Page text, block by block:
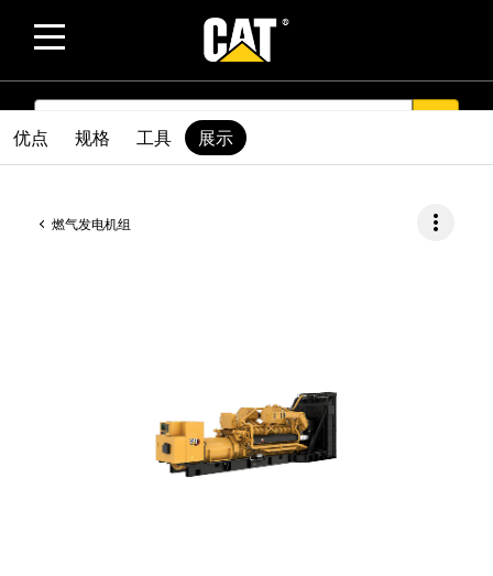
SEARCH
燃气发电机组 more_vert
优点 规格 工具 展示